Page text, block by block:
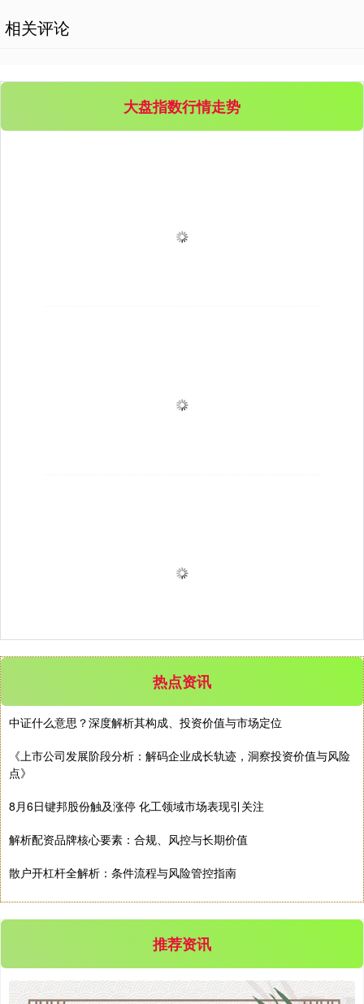
相关评论
大盘指数行情走势
热点资讯
中证什么意思？深度解析其构成、投资价值与市场定位
《上市公司发展阶段分析：解码企业成长轨迹，洞察投资价值与风险
点》
8月6日键邦股份触及涨停 化工领域市场表现引关注
解析配资品牌核心要素：合规、风控与长期价值
散户开杠杆全解析：条件流程与风险管控指南
推荐资讯